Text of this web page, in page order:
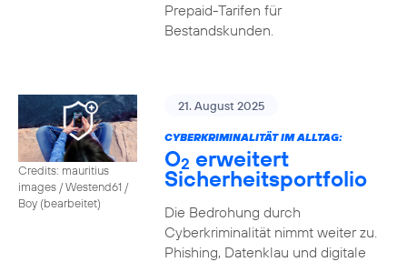
Prepaid-Tarifen für
Bestandskunden.
Credits: mauritius
images / Westend61 /
Boy (bearbeitet)
21. August 2025
CYBERKRIMINALITÄT IM ALLTAG:
O2 erweitert
Sicherheitsportfolio
Die Bedrohung durch
Cyberkriminalität nimmt weiter zu.
Phishing, Datenklau und digitale